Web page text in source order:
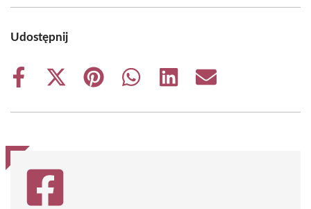
Udostępnij
Share
Share
(Twitter)
Share
Share
Share
Share